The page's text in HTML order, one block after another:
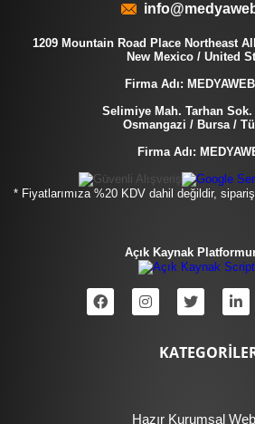
1209 Mountain Road Place Northeast
New Mexico / United
Firma Adı:
Selimiye Mah. Tarhan Sok.
Osmangazi / Bursa /
Firma Adı:
* Fiyatlarımıza %20 KDV dahil değildir,
Açık Kaynak
Hazır Kurumsal